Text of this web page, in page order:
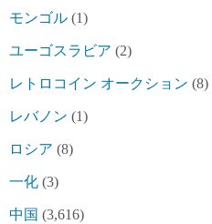
モンゴル (1)
ユーゴスラビア (2)
レトロコイン オークション (8)
レバノン (1)
ロシア (8)
一化 (3)
中国 (3,616)